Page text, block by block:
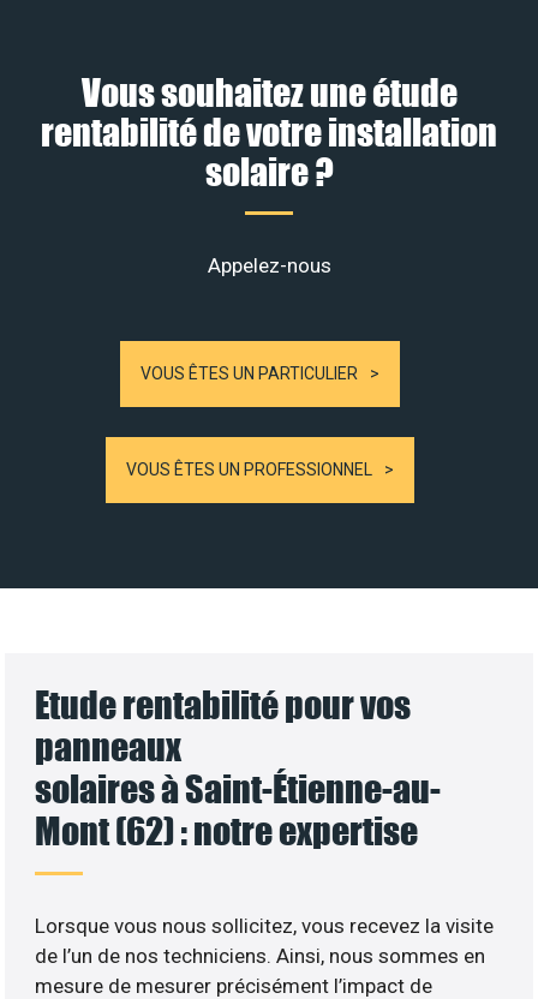
Vous souhaitez une étude
rentabilité de votre installation
solaire ?
Appelez-nous
VOUS ÊTES UN PARTICULIER
VOUS ÊTES UN PROFESSIONNEL
Etude rentabilité pour vos
panneaux
solaires à Saint-Étienne-au-
Mont (62) : notre expertise
Lorsque vous nous sollicitez, vous recevez la visite
de l’un de nos techniciens. Ainsi, nous sommes en
mesure de mesurer précisément l’impact de